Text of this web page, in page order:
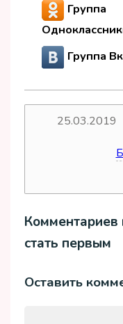
Группа
Группа
25.03.2019
Комментариев
стать первым
Оставить